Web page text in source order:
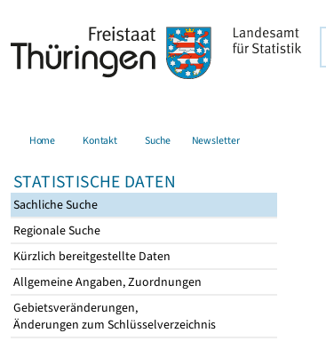
Home Kontakt Suche Newsletter
STATISTISCHE DATEN
Sachliche Suche
Regionale Suche
Kürzlich bereitgestellte Daten
Allgemeine Angaben, Zuordnungen
Gebietsveränderungen,
Änderungen zum Schlüsselverzeichnis